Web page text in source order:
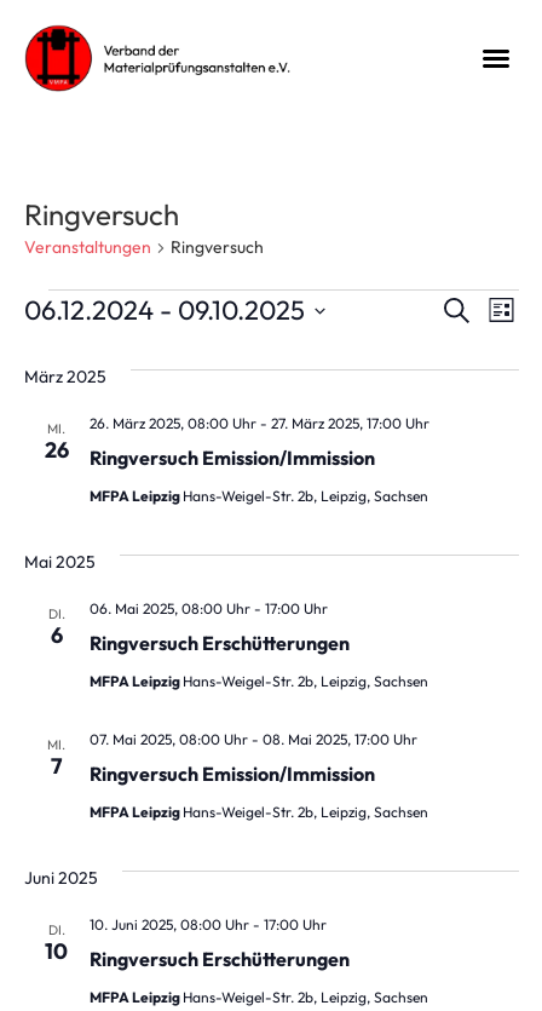
Ringversuch
Veranstaltungen Ringversuch
Suche
SucheListe
06.12.2024 - 09.10.2025
März 2025
MI.
26 Ringversuch Emission/Immission
26. März 2025, 08:00 Uhr- 27. März 2025, 17:00 Uhr
MFPA Leipzig Hans-Weigel-Str. 2b, Leipzig, Sachsen
Mai 2025
DI.
6 Ringversuch Erschütterungen
06. Mai 2025, 08:00 Uhr- 17:00 Uhr
MFPA Leipzig Hans-Weigel-Str. 2b, Leipzig, Sachsen
MI.
7 Ringversuch Emission/Immission
07. Mai 2025, 08:00 Uhr- 08. Mai 2025, 17:00 Uhr
MFPA Leipzig Hans-Weigel-Str. 2b, Leipzig, Sachsen
Juni 2025
DI.
10 Ringversuch Erschütterungen
10. Juni 2025, 08:00 Uhr- 17:00 Uhr
MFPA Leipzig Hans-Weigel-Str. 2b, Leipzig, Sachsen